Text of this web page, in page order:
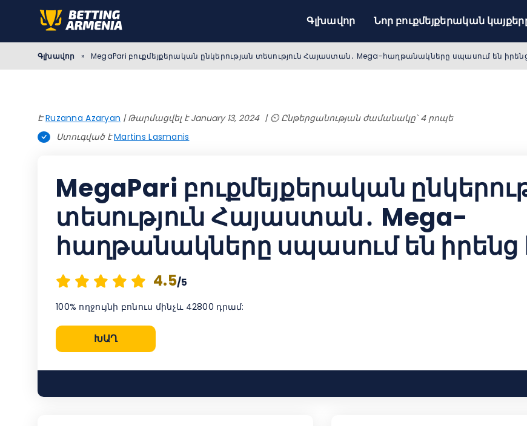
Գլխավոր Նոր բուքմեյքերական
Գլխավոր » MegaPari բուքմեյքերական ընկերության տեսություն Հայաստան․ Mega-հաղթանակները սպասում են
ԷRuzanna Azaryan |Թարմացվել է January 13, 2024
⏲️ Ընթերցանության ժամանակը` 4 րոպե
Ստուգված էMartins Lasmanis
MegaPari բուքմեյքերական
տեսություն Հայաստան․ Mega-
հաղթանակները սպասում են իրենց
4.5/5
100% ողջույնի բոնուս մինչև 42800 դրամ:
ԽԱՂ